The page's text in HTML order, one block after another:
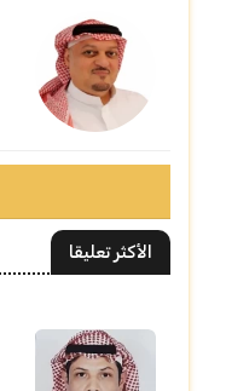
الأكثر تعليقا